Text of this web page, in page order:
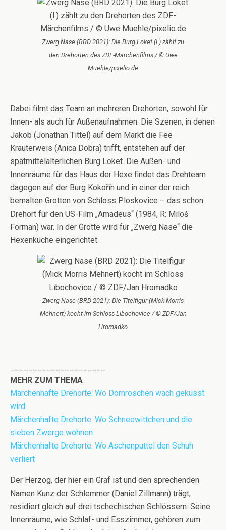
Zwerg Nase (BRD 2021): Die Burg Loket (l.) zählt zu
den Drehorten des ZDF-Märchenfilms / © Uwe
Muehle/pixelio.de
Dabei filmt das Team an mehreren Drehorten, sowohl für
Innen- als auch für Außenaufnahmen. Die Szenen, in denen
Jakob (Jonathan Tittel) auf dem Markt die Fee
Kräuterweis (Anica Dobra) trifft, entstehen auf der
spätmittelalterlichen Burg Loket. Die Außen- und
Innenräume für das Haus der Hexe findet das Drehteam
dagegen auf der Burg Kokořín und in einer der reich
bemalten Grotten von Schloss Ploskovice – das schon
Drehort für den US-Film „Amadeus“ (1984, R: Miloš
Forman) war. In der Grotte wird für „Zwerg Nase“ die
Hexenküche eingerichtet.
Zwerg Nase (BRD 2021): Die Titelfigur (Mick Morris
Mehnert) kocht im Schloss Libochovice / © ZDF/Jan
Hromadko
MEHR ZUM THEMA
Märchenhafte Drehorte: Wo Dornröschen wach geküsst
wird
Märchenhafte Drehorte: Wo Schneewittchen und die
sieben Zwerge wohnen
Märchenhafte Drehorte: Wo Aschenputtel den Schuh
verliert
Der Herzog, der hier ein Graf ist und den sprechenden
Namen Kunz der Schlemmer (Daniel Zillmann) trägt,
residiert gleich auf drei tschechischen Schlössern: Seine
Innenräume, wie Schlaf- und Esszimmer, gehören zum